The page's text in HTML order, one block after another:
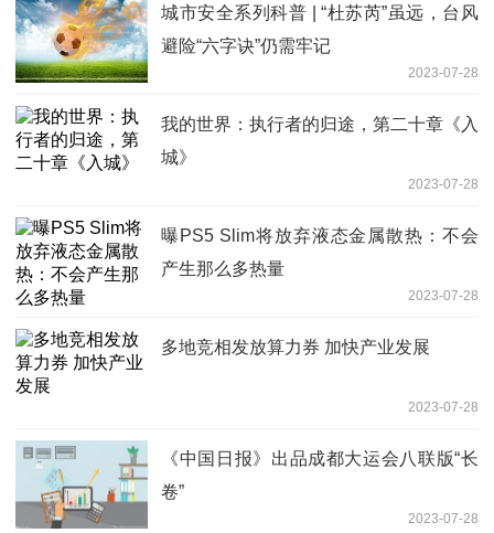
城市安全系列科普 | “杜苏芮”虽远，台风
避险“六字诀”仍需牢记
2023-07-28
我的世界：执行者的归途，第二十章《入
城》
2023-07-28
曝PS5 Slim将放弃液态金属散热：不会
产生那么多热量
2023-07-28
多地竞相发放算力券 加快产业发展
2023-07-28
《中国日报》出品成都大运会八联版“长
卷”
2023-07-28